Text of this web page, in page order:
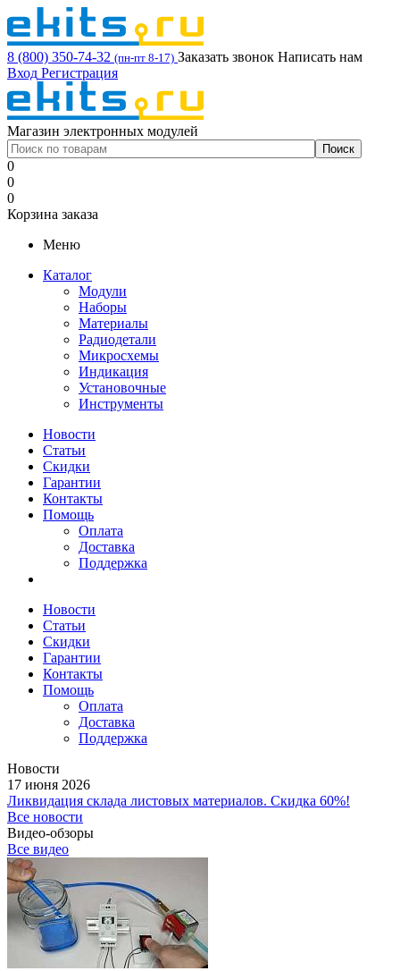
8 (800) 350-74-32 (пн-пт 8-17) Заказать звонок Написать нам
Вход Регистрация
Магазин электронных модулей
0
0
0
Корзина заказа
Меню
Каталог
Модули
Наборы
Материалы
Радиодетали
Микросхемы
Индикация
Установочные
Инструменты
Новости
Статьи
Скидки
Гарантии
Контакты
Помощь
Оплата
Доставка
Поддержка
Новости
Статьи
Скидки
Гарантии
Контакты
Помощь
Оплата
Доставка
Поддержка
Новости
17 июня 2026
Ликвидация склада листовых материалов. Скидка 60%!
Все новости
Видео-обзоры
Все видео